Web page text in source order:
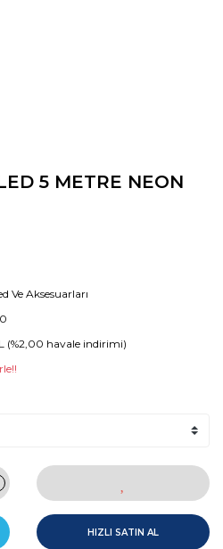
5 METRE NEON
Ve Aksesuarları
(%2,00 havale indirimi)
HIZLI SATIN AL